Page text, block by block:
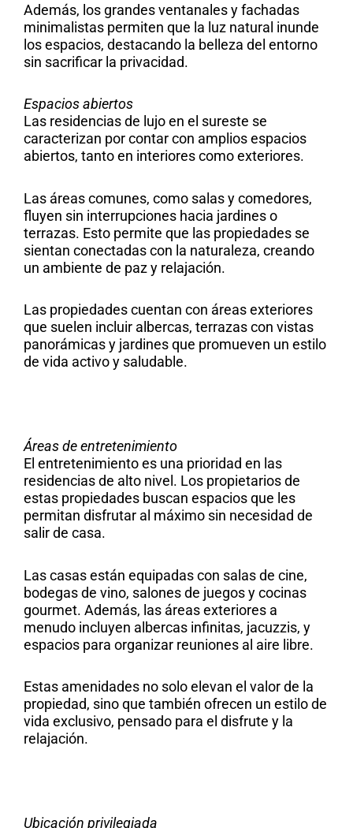
Además, los grandes ventanales y fachadas
minimalistas permiten que la luz natural inunde
los espacios, destacando la belleza del entorno
sin sacrificar la privacidad.
Espacios abiertos
Las residencias de lujo en el sureste se
caracterizan por contar con amplios espacios
abiertos, tanto en interiores como exteriores.
Las áreas comunes, como salas y comedores,
fluyen sin interrupciones hacia jardines o
terrazas. Esto permite que las propiedades se
sientan conectadas con la naturaleza, creando
un ambiente de paz y relajación.
Las propiedades cuentan con áreas exteriores
que suelen incluir albercas, terrazas con vistas
panorámicas y jardines que promueven un estilo
de vida activo y saludable.
Áreas de entretenimiento
El entretenimiento es una prioridad en las
residencias de alto nivel. Los propietarios de
estas propiedades buscan espacios que les
permitan disfrutar al máximo sin necesidad de
salir de casa.
Las casas están equipadas con salas de cine,
bodegas de vino, salones de juegos y cocinas
gourmet. Además, las áreas exteriores a
menudo incluyen albercas infinitas, jacuzzis, y
espacios para organizar reuniones al aire libre.
Estas amenidades no solo elevan el valor de la
propiedad, sino que también ofrecen un estilo de
vida exclusivo, pensado para el disfrute y la
relajación.
Ubicación privilegiada